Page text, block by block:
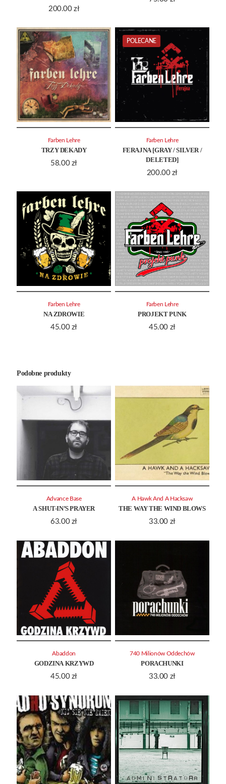
200.00 zł
TRZY DEKADY
58.00 zł
Farben Lehre
POLECANE
FERAJNA [GRAY / SILVER /
DELETED]
200.00 zł
Farben Lehre
NA ZDROWIE
45.00 zł
Farben Lehre
PROJEKT PUNK
45.00 zł
Farben Lehre
Podobne produkty
A SHUT-IN’S PRAYER
63.00 zł
Advance Base
THE WAY THE WIND BLOWS
33.00 zł
A Hawk And A Hacksaw
GODZINA KRZYWD
45.00 zł
Abaddon
PORACHUNKI
33.00 zł
740 Milionów Oddechów